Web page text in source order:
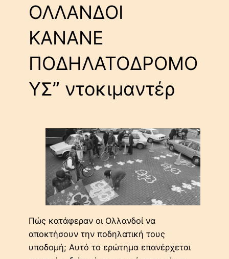
ΟΛΛΑΝΔΟΙ
ΚΑΝΑΝΕ
ΠΟΔΗΛΑΤΟΔΡΟΜΟ
ΥΣ” ντοκιμαντέρ
Πώς κατάφεραν οι Ολλανδοί να
αποκτήσουν την ποδηλατική τους
υποδομή; Αυτό το ερώτημα επανέρχεται